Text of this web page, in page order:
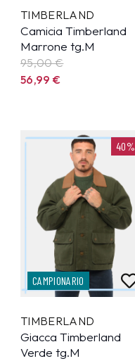
TIMBERLAND
Camicia Timberland
Marrone tg.M
95,00 €
56,99€
40%
CAMPIONARIO
TIMBERLAND
Giacca Timberland
Verde tg.M